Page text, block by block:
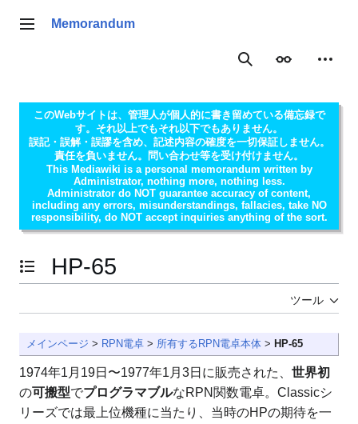
メインメニュー
Memorandum
検索 表示 個人
このWebサイトは、管理人が個人的に書き留めている備忘録で
す。それ以上でもそれ以下でもありません。
誤記・誤解・誤謬を含め、記述内容の確度を一切保証しません。
責任を負いません。問い合わせ等を受け付けません。
This Mediawiki is a personal memorandum written by
Administrator, nothing more, nothing less.
Administrator do NOT guarantee accuracy of content,
including any errors, misunderstandings, fallacies, take NO
responsibility, do NOT accept inquiries anything of the sort.
目次の表示・非表示を切り替え
HP-65
ツール
メインページ > RPN電卓> 所有するRPN電卓本体> HP-65
1974年1月19日〜1977年1月3日に販売された、 世界初
の可搬型でプログラマブルなRPN関数電卓。Classicシ
リーズでは最上位機種に当たり、当時のHPの期待を一